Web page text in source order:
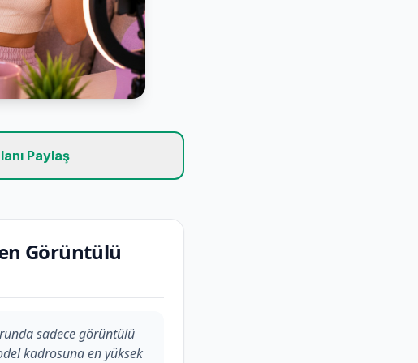
Paylaş
Görüntülü
sadece görüntülü
kadrosuna en yüksek